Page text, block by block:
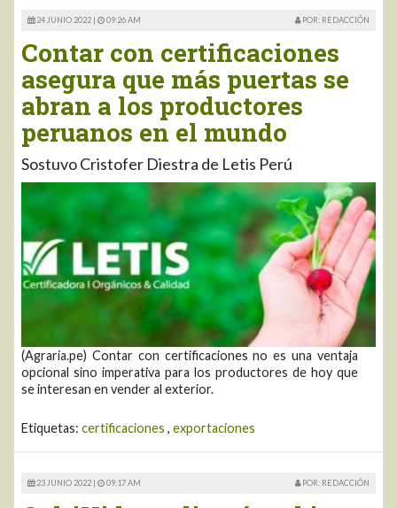
24 JUNIO 2022 | 09:26 AM POR: REDACCIÓN
Contar con certificaciones
asegura que más puertas se
abran a los productores
peruanos en el mundo
Sostuvo Cristofer Diestra de Letis Perú
(Agraria.pe) Contar con certificaciones no es una ventaja
opcional sino imperativa para los productores de hoy que
se interesan en vender al exterior.
Etiquetas: certificaciones , exportaciones
23 JUNIO 2022 | 09:17 AM POR: REDACCIÓN